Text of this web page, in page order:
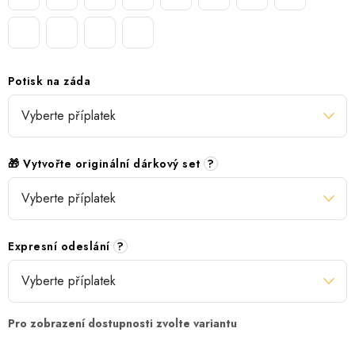
Potisk na záda
🎁 Vytvořte originální dárkový set ?
Expresní odeslání ?